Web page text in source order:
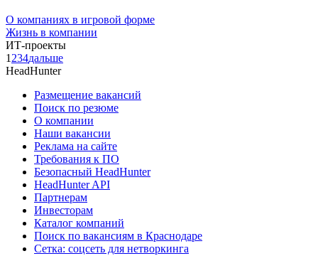
О компаниях в игровой форме
Жизнь в компании
ИТ-проекты
1 234дальше
HeadHunter
Размещение вакансий
Поиск по резюме
О компании
Наши вакансии
Реклама на сайте
Требования к ПО
Безопасный HeadHunter
HeadHunter API
Партнерам
Инвесторам
Каталог компаний
Поиск по вакансиям в Краснодаре
Сетка: соцсеть для нетворкинга